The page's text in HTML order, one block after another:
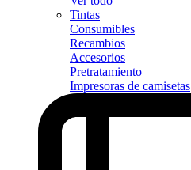
Tintas
Consumibles
Recambios
Accesorios
Pretratamiento
Impresoras de camisetas